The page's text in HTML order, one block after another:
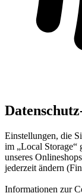
Einstellungen, die
im „Local Storage“
unseres
jederzeit ändern
Informationen zur